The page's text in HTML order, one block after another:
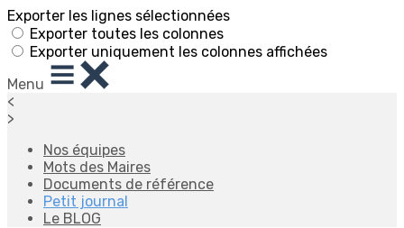
Exporter les lignes sélectionnées
Exporter toutes les colonnes
Exporter uniquement les colonnes affichées
Menu
<
>
Nos équipes
Mots des Maires
Documents de référence
Petit journal
Le BLOG